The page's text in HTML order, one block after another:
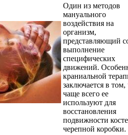
Один из методов
мануального
воздействия на
организм,
представляющий
выполнение
специфических
движений.
краниальной
заключается в том,
чаще всего ее
используют для
восстановления
подвижности
черепной коробки.